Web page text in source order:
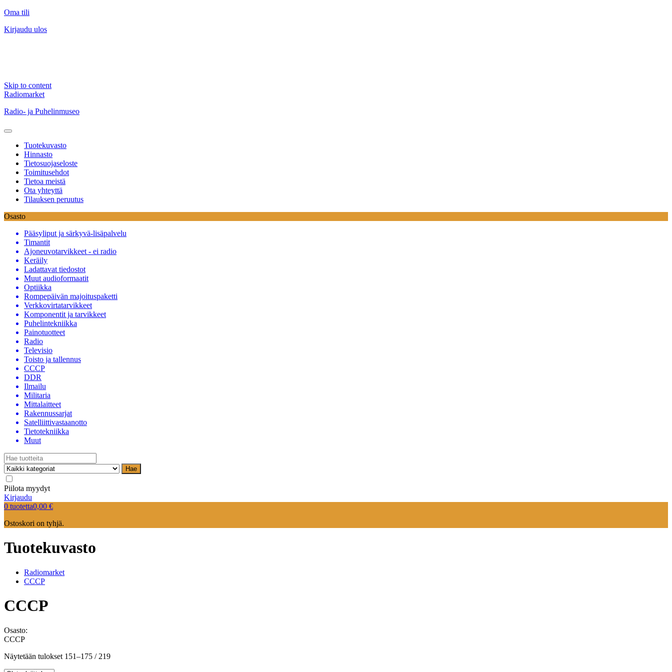
Oma tili
Kirjaudu ulos
Skip to content
Radiomarket
Radio- ja Puhelinmuseo
Tuotekuvasto
Hinnasto
Tietosuojaseloste
Toimitusehdot
Tietoa meistä
Ota yhteyttä
Tilauksen peruutus
Osasto
Pääsyliput ja särkyvä-lisäpalvelu
Timantit
Ajoneuvotarvikkeet - ei radio
Keräily
Ladattavat tiedostot
Muut audioformaatit
Optiikka
Rompepäivän majoituspaketti
Verkkovirtatarvikkeet
Komponentit ja tarvikkeet
Puhelintekniikka
Painotuotteet
Radio
Televisio
Toisto ja tallennus
CCCP
DDR
Ilmailu
Militaria
Mittalaitteet
Rakennussarjat
Satelliittivastaanotto
Tietotekniikka
Muut
Hae
Piilota myydyt
Kirjaudu
0 tuotetta0,00 €
Ostoskori on tyhjä.
Tuotekuvasto
Radiomarket
CCCP
CCCP
Osasto:
CCCP
Näytetään tulokset 151–175 / 219